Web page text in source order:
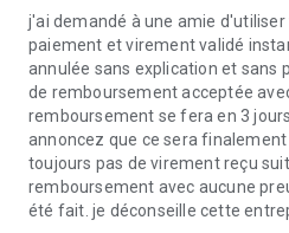
j'ai demandé à une amie
paiement et virement validé
annulée sans explication et sans
de remboursement acceptée
remboursement se fera en 3
annoncez que ce sera
toujours pas de virement reçu
remboursement avec aucune
été fait. je déconseille cette